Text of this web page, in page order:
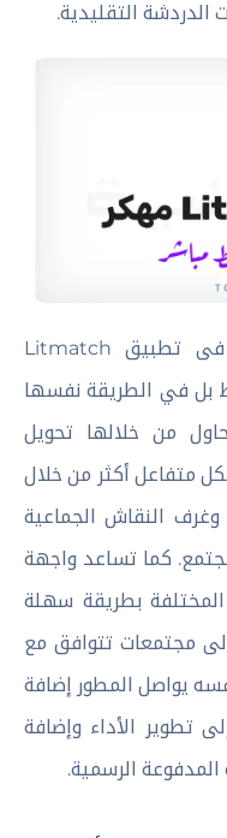
الدردشة التقليدية.
لا تقتصر عملية النجاح والتميز فى تطبيق Litmatch
بل في الطريقة نفسها
من خلالها تحويل
متفاعل أكثر من خلال
وغرف النقاش الجماعية
كما تساعد واجهة
بطريقة سهلة
مجتمعات تتوافق مع
يواصل المطور إضافة
تطوير الأداء وإضافة
الرسمية.